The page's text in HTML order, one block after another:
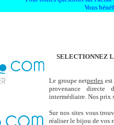
Vous
SELECTIONNEZ
Le groupe netperles
provenance directe
intermédiaire. Nos
Sur nos sites vous
réaliser le bijou de vos